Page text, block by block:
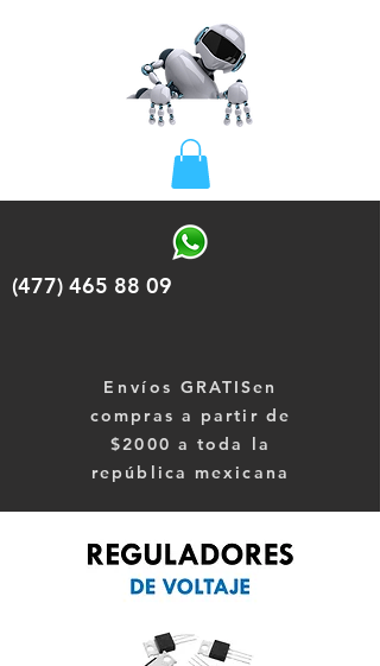
(477) 465 88 09
Envíos GRATISen
compras a partir de
$2000 a toda la
república mexicana